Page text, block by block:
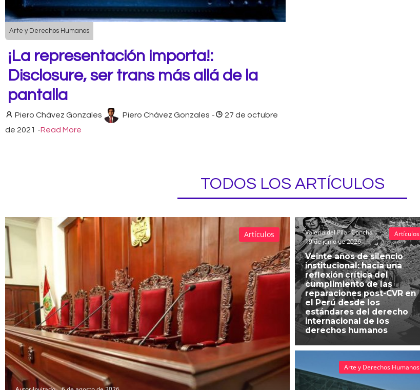
Arte y Derechos Humanos
¡La representación importa!:
Disclosure, ser trans más allá de la
pantalla
Piero Chávez Gonzales Piero Chávez Gonzales -
27 de octubre
de 2021 -Read More
TODOS LOS ARTÍCULOS
Artículos
Valeria del Pilar Concha
19 de junio de 2026
Veinte años de silencio
institucional: hacia una
reflexión crítica del
cumplimiento de las
reparaciones post-CVR en
el Perú desde los
estándares del derecho
internacional de los
derechos humanos
Artículos
Arte y Derechos Humanos